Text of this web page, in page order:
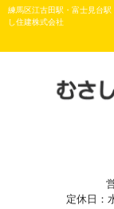
練馬区江古田駅・富士見台
し住建株式会社
定休日：